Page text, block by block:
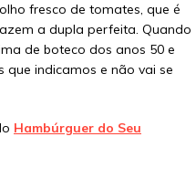
fresco de tomates, que é
a dupla perfeita. Quando
de boteco dos anos 50 e
que indicamos e não vai se
Hambúrguer do Seu